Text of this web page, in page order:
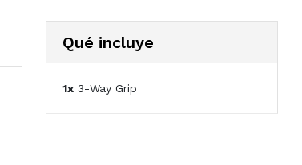
Qué incluye
1x 3-Way Grip